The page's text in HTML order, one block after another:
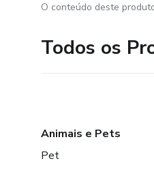
O conteúdo deste
Todos os
Animais e Pets
Pet